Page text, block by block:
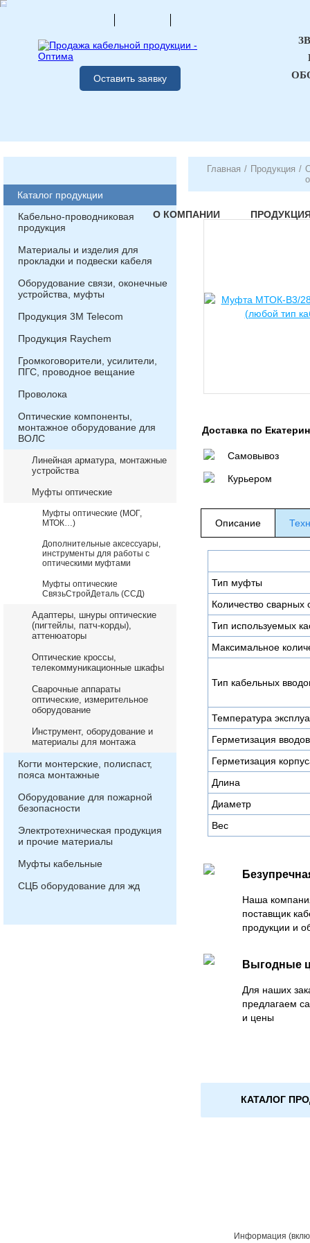
Оставить заявку
О КОМПАНИИ
Каталог продукции
Кабельно-проводниковая
продукция
Материалы и изделия для
прокладки и подвески кабеля
Оборудование связи, оконечные
устройства, муфты
Продукция 3М Telecom
Продукция Raychem
Громкоговорители, усилители,
ПГС, проводное вещание
Проволока
Оптические компоненты,
монтажное оборудование для
ВОЛС
Линейная арматура, монтажные
устройства
Муфты оптические
Муфты оптические (МОГ,
МТОК…)
Дополнительные аксессуары,
инструменты для работы с
оптическими муфтами
Муфты оптические
СвязьСтройДеталь (ССД)
Адаптеры, шнуры оптические
(пигтейлы, патч-корды),
аттенюаторы
Оптические кроссы,
телекоммуникационные шкафы
Сварочные аппараты
оптические, измерительное
оборудование
Инструмент, оборудование и
материалы для монтажа
Когти монтерские, полиспаст,
пояса монтажные
Оборудование для пожарной
безопасности
Электротехническая продукция
и прочие материалы
Муфты кабельные
СЦБ оборудование для жд
Главная / Продукция /
Доставка по
Самовывоз
Курьером
Описание
Тип муфты
Количество сварных
Тип используемых
Максимальное
Тип кабельных
Температура
Герметизация вводов
Герметизация
Длина
Диаметр
Вес
Наша
поставщик
продукции и
Выгодные
Для наших
предлагаем
и цены
КАТАЛОГ
Информация